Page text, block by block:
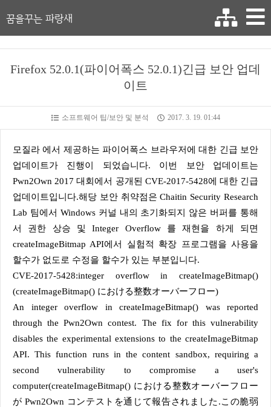
꿈을꾸는 파랑새
Firefox 52.0.1(파이어폭스 52.0.1)긴급 보안 업데
이트
소프트웨어 팁/보안 및 분석 2017. 3. 19. 01:44
모질라 에서 제공하는 파이어폭스 브라우저에 대한 긴급 보안
업데이트가 진행이 되었습니다. 이번 보안 업데이트는
Pwn2Own 2017 대회에서 공개된 CVE-2017-5428에 대한 긴급
업데이트입니다.해당 보안 취약점은 Chaitin Security Research
Lab 팀에서 Windows 커널 내의 초기화되지 않은 버퍼를 통해
서 권한 상승 및 Integer Overflow 를 재현을 하게 되면
createImageBitmap API에서 실험적 확장 프로그램을 사용을
할수가 없도로 수정을 할수가 있는 부분입니다.
CVE-2017-5428:integer overflow in createImageBitmap()
(createImageBitmap() における整数オーバーフロー)
An integer overflow in createImageBitmap() was reported
through the Pwn2Own contest. The fix for this vulnerability
disables the experimental extensions to the createImageBitmap
API. This function runs in the content sandbox, requiring a
second vulnerability to compromise a user's
computer(createImageBitmap() における整数オーバーフロー
が Pwn2Own コンテストを通じて報告されました.この脆弱